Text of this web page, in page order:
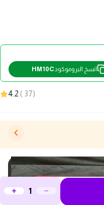
انسخ البروموكودHM10C
(
37
)
4.2